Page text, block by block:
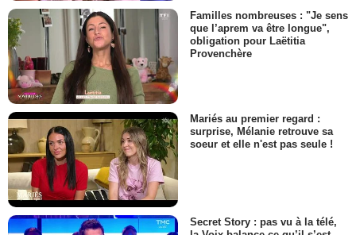
Familles nombreuses : "Je sens
que l’aprem va être longue",
obligation pour Laëtitia
Provenchère
Mariés au premier regard :
surprise, Mélanie retrouve sa
soeur et elle n'est pas seule !
Secret Story : pas vu à la télé,